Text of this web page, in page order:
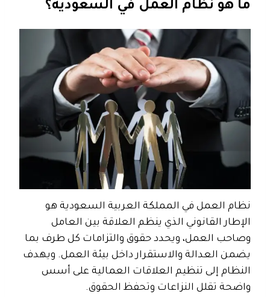
ما هو نظام العمل في السعودية؟
نظام العمل في المملكة العربية السعودية هو
الإطار القانوني الذي ينظم العلاقة بين العامل
وصاحب العمل، ويحدد حقوق والتزامات كل طرف بما
يضمن العدالة والاستقرار داخل بيئة العمل. ويهدف
النظام إلى تنظيم العلاقات العمالية على أسس
واضحة تقلل النزاعات وتحفظ الحقوق.